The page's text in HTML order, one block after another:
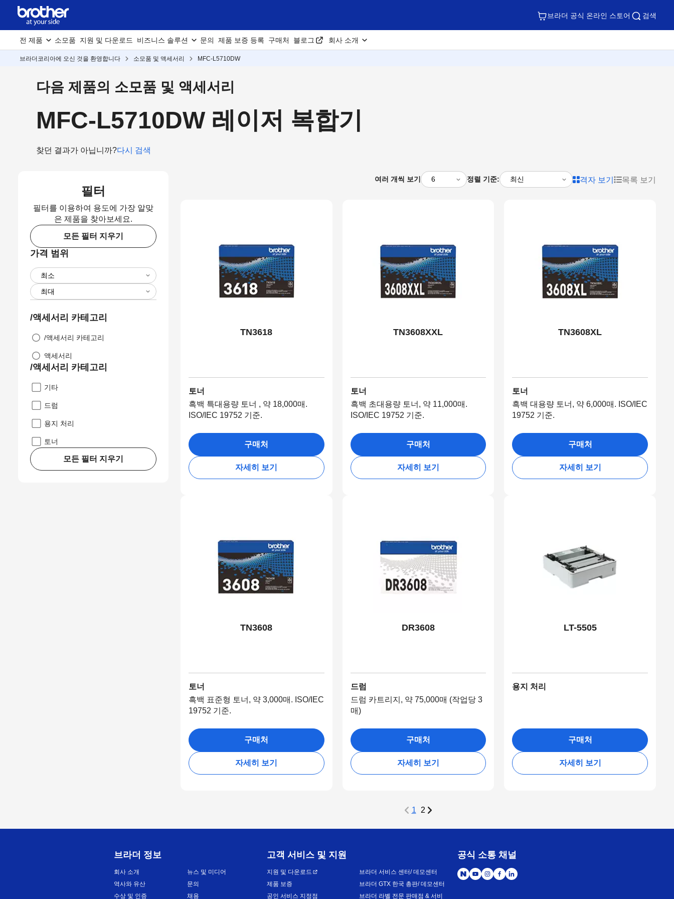
브라더 공식 온라인 스토어 검색
전 제품 소모품 지원 및 다운로드 비즈니스 솔루션 문의 제품 보증 등록 구매처 블로그 회사 소개
브라더코리아에 오신 것을 환영합니다 소모품 및 액세서리 MFC-L5710DW
다음 제품의 소모품 및 액세서리
MFC-L5710DW 레이저 복합기
찾던 결과가 아닙니까?다시 검색
필터
필터를 이용하여 용도에 가장 알맞
은 제품을 찾아보세요.
모든 필터 지우기
가격 범위
/액세서리 카테고리
/액세서리 카테고리
액세서리
/액세서리 카테고리
기타
드럼
용지 처리
토너
모든 필터 지우기
여러 개씩 보기 정렬 기준: 격자 보기 목록 보기
TN3618
토너
흑백 특대용량 토너 , 약 18,000매.
ISO/IEC 19752 기준.
구매처
자세히 보기
TN3608XXL
토너
흑백 초대용량 토너, 약 11,000매.
ISO/IEC 19752 기준.
구매처
자세히 보기
TN3608XL
토너
흑백 대용량 토너, 약 6,000매. ISO/IEC
19752 기준.
구매처
자세히 보기
TN3608
토너
흑백 표준형 토너, 약 3,000매. ISO/IEC
19752 기준.
구매처
자세히 보기
DR3608
드럼
드럼 카트리지, 약 75,000매 (작업당 3
매)
구매처
자세히 보기
LT-5505
용지 처리
구매처
자세히 보기
1 2
브라더 정보
회사 소개
역사와 유산
수상 및 인증
뉴스 및 미디어
문의
채용
고객 서비스 및 지원
지원 및 다운로드
제품 보증
공인 서비스 지정점
브라더 서비스 센터/ 데모센터
브라더 GTX 한국 총판/ 데모센터
브라더 라벨 전문 판매점 & 서비
공식 소통 채널